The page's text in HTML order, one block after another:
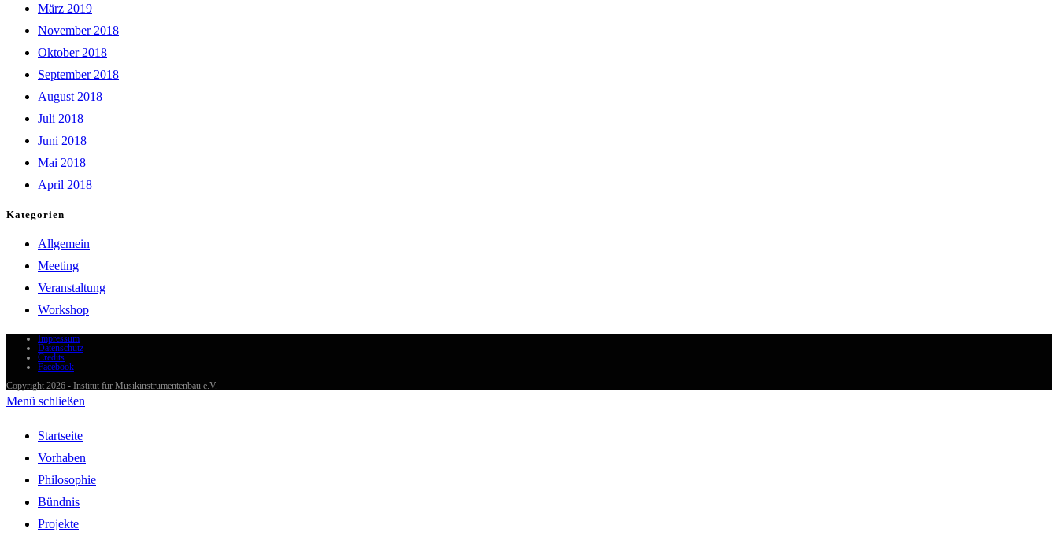
März 2019
November 2018
Oktober 2018
September 2018
August 2018
Juli 2018
Juni 2018
Mai 2018
April 2018
Kategorien
Allgemein
Meeting
Veranstaltung
Workshop
Impressum
Datenschutz
Credits
Facebook
Copyright 2026 - Institut für Musikinstrumentenbau e.V.
Menü schließen
Startseite
Vorhaben
Philosophie
Bündnis
Projekte